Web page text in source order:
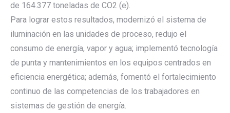
de 164.377 toneladas de CO2 (e).
Para lograr estos resultados, modernizó el sistema de
iluminación en las unidades de proceso, redujo el
consumo de energía, vapor y agua; implementó tecnología
de punta y mantenimientos en los equipos centrados en
eficiencia energética; además, fomentó el fortalecimiento
continuo de las competencias de los trabajadores en
sistemas de gestión de energía.